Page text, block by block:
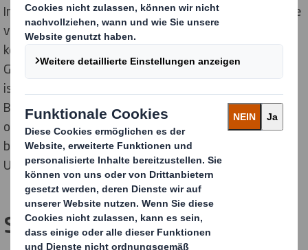
Im Erstgespräch wollen wir uns einen Eindruck über Ihre
vergangenen Tätigkeiten machen und Sie
kennenlernen. In den meisten Fällen findet dieses
Gespräch vor Ort statt und dauert ca 45 Minuten. Uns
ist es wichtig, dass wir mit den Bewerberinnen und
Bewerbern über die anfallenden Tätigkeiten der
offenen Positionen sprechen und wie diese Personen
bei uns ins Team sowie zu unseren fünf
Unternehmenswerten passen.
Step 4 – Arbeitserprobung